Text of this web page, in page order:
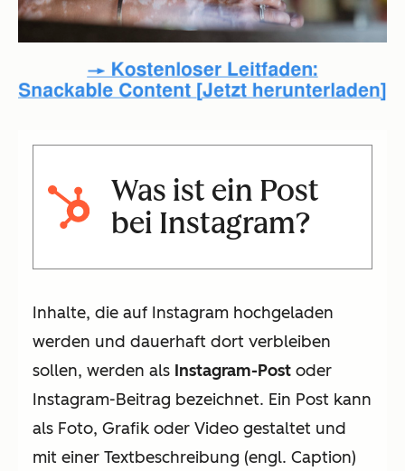
Was ist ein Post
bei Instagram?
Inhalte, die auf Instagram hochgeladen
werden und dauerhaft dort verbleiben
sollen, werden als Instagram-Post oder
Instagram-Beitrag bezeichnet. Ein Post kann
als Foto, Grafik oder Video gestaltet und
mit einer Textbeschreibung (engl. Caption)